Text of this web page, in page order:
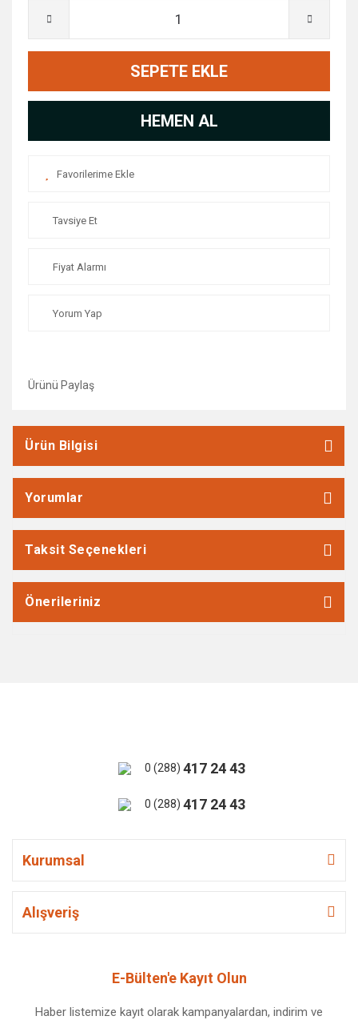
SEPETE EKLE
HEMEN AL
Tavsiye Et
Fiyat Alarmı
Yorum Yap
Ürünü Paylaş
Ürün Bilgisi
Yorumlar
Taksit Seçenekleri
Önerileriniz
0 (288) 417 24 43
0 (288) 417 24 43
Kurumsal
Alışveriş
E-Bülten'e Kayıt Olun
Haber listemize kayıt olarak kampanyalardan, indirim ve